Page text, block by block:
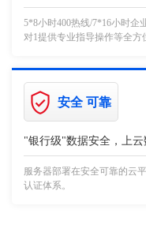
5*8小时400热线/7*16小时企
对1提供专业指导操作等全方
安全 可靠
"银行级"数据安全，上云
服务器部署在安全可靠的云
认证体系。